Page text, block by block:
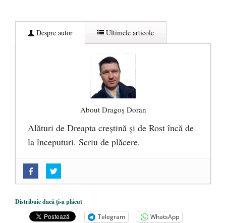
Despre autor Ultimele articole
About Dragoș Doran
Alături de Dreapta creștină și de Rost încă de
la începuturi. Scriu de plăcere.
„Acum nu e momentul”
O nouă autostradă distruge pădurea
amazoniană, pentru summitul climatic
COP30 - 14 martie 2025
Distribuie dacă ți-a plăcut
Telegram
WhatsApp